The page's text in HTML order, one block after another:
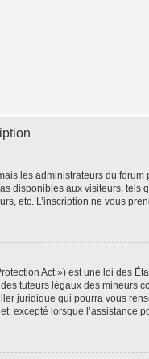
les administrateurs du
disponibles aux visiteurs, tels
etc. L’inscription ne vous
Act ») est une loi des
tuteurs légaux des mineurs
juridique qui pourra vous
excepté lorsque l’assistance